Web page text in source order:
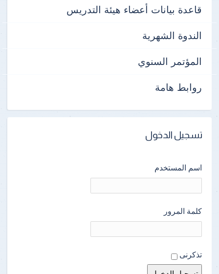
قاعدة بيانات أعضاء هيئة التدريس
الندوة الشهرية
المؤتمر السنوي
روابط هامة
تسجيل الدخول
اسم المستخدم
كلمة المرور
تذكرنى